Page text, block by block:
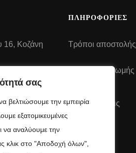
σας
βελτιώσουμε την εμπειρία
εξατομικευμένες
να αναλύουμε την
κλικ στο "Αποδοχή όλων",
16, Κοζάνη
ΠΛΗΡΟΦΟΡΙΕΣ
Τρόποι αποστολής
Τρόποι πληρωμής
προϋποθέσεις